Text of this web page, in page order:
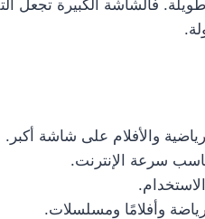
فالشاشة الكبيرة تجعل
والأفلام على شاشة أكبر.
سرعة الإنترنت.
وأفلامًا ومسلسلات.